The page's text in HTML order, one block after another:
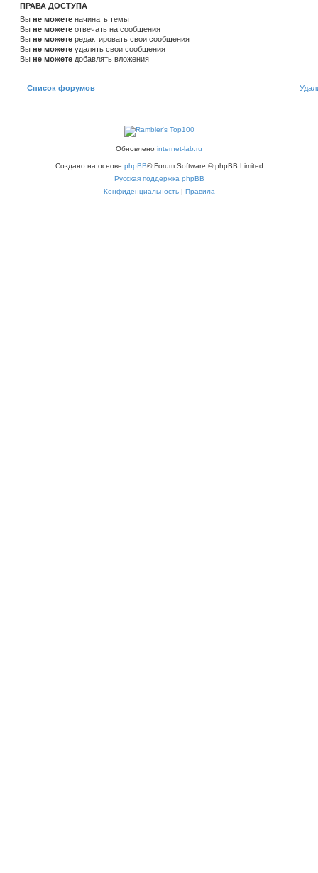
ПРАВА ДОСТУПА
Вы не можете начинать темы
Вы не можете отвечать на сообщения
Вы не можете редактировать свои сообщения
Вы не можете удалять свои сообщения
Вы не можете добавлять вложения
Список форумов
Обновлено internet-lab.ru
Создано на основе phpBB® Forum Software © phpBB Limited
Русская поддержка phpBB
Конфиденциальность| Правила